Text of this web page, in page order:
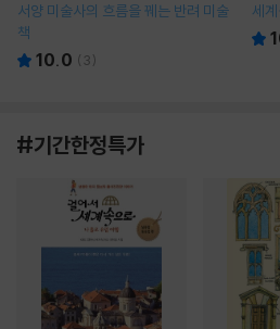
서양 미술사의 흐름을 꿰는 반려 미술
책
10.0 ( 3)
세
#기간한정특가